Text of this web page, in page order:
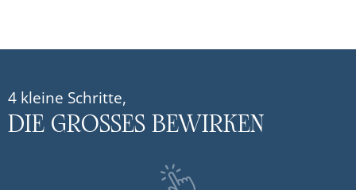
4 kleine Schritte,
DIE GROSSES BEWIRKEN